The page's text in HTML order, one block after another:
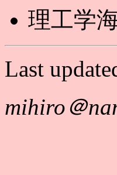
理工学
Last
mihiro＠